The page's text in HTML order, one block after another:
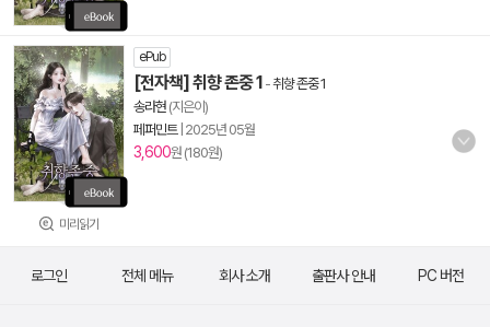
미리읽기
ePub
[전자책] 취향 존중 1 -취향 존중 1
송라현 (지은이)
페퍼민트| 2025년 05월
3,600원 (180원)
로그인 전체 메뉴 회사 소개 출판사 안내 PC 버전